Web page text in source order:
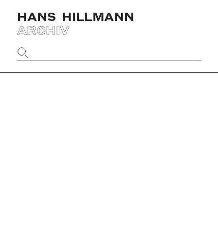
HANS HILLMANN
ARCHIV
Website
durchsuchen